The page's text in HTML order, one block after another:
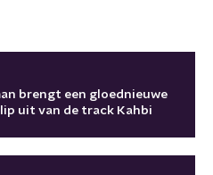
brengt een gloednieuwe
uit van de track Kahbi